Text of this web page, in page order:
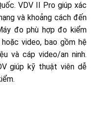
VDV II Pro giúp xác
và khoảng cách đến
đo phù hợp đo kiểm
video, bao gồm hệ
và cáp video/an ninh.
giúp kỹ thuật viên dễ